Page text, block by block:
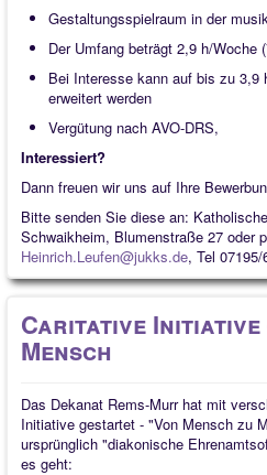
Gestaltungsspielraum in der
Der Umfang beträgt 2,9 h/Woche
Bei Interesse kann auf bis zu 3,9
erweitert werden
Vergütung nach AVO-DRS,
Interessiert?
Dann freuen wir uns auf Ihre
Bitte senden Sie diese an:
Schwaikheim, Blumenstraße 27 oder
Heinrich.Leufen@jukks.de, Tel 07195/
Caritative Initiative
Mensch
Das Dekanat Rems-Murr hat mit
Initiative gestartet - "Von Mensch zu
ursprünglich "diakonische
es geht: